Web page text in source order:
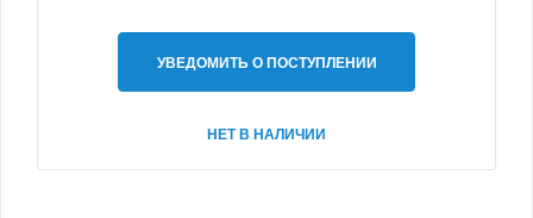
УВЕДОМИТЬ О ПОСТУПЛЕНИИ
НЕТ В НАЛИЧИИ